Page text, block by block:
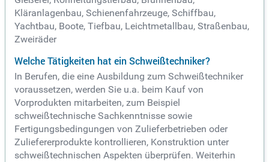
Kläranlagenbau, Schienenfahrzeuge, Schiffbau,
Yachtbau, Boote, Tiefbau, Leichtmetallbau, Straßenbau,
Zweiräder
Welche Tätigkeiten hat ein Schweißtechniker?
In Berufen, die eine Ausbildung zum Schweißtechniker
voraussetzen, werden Sie u.a. beim Kauf von
Vorprodukten mitarbeiten, zum Beispiel
schweißtechnische Sachkenntnisse sowie
Fertigungsbedingungen von Zulieferbetrieben oder
Zuliefererprodukte kontrollieren, Konstruktion unter
schweißtechnischen Aspekten überprüfen. Weiterhin